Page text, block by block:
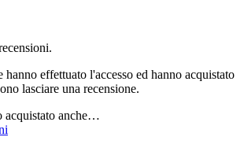
hanno effettuato l'accesso ed hanno acquistato
lasciare una recensione.
acquistato anche…